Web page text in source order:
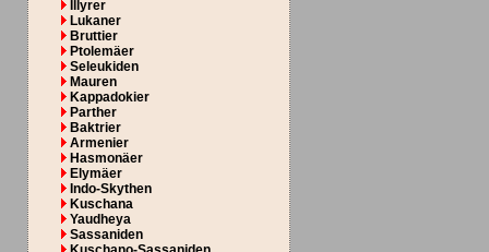
Illyrer
Lukaner
Bruttier
Ptolemäer
Seleukiden
Mauren
Kappadokier
Parther
Baktrier
Armenier
Hasmonäer
Elymäer
Indo-Skythen
Kuschana
Yaudheya
Sassaniden